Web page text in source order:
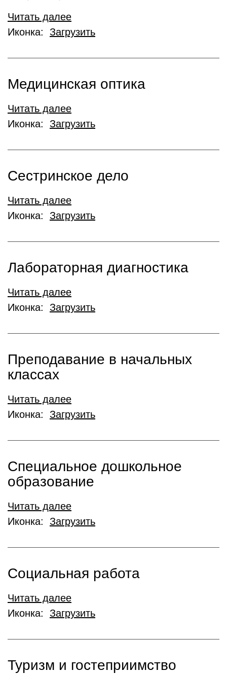
Читать далее
Иконка: Загрузить
Медицинская оптика
Читать далее
Иконка: Загрузить
Сестринское дело
Читать далее
Иконка: Загрузить
Лабораторная диагностика
Читать далее
Иконка: Загрузить
Преподавание в начальных
классах
Читать далее
Иконка: Загрузить
Специальное дошкольное
образование
Читать далее
Иконка: Загрузить
Социальная работа
Читать далее
Иконка: Загрузить
Туризм и гостеприимство